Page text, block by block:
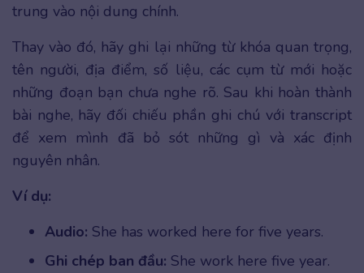
trung vào nội dung chính.
Thay vào đó, hãy ghi lại những từ khóa quan trọng,
tên người, địa điểm, số liệu, các cụm từ mới hoặc
những đoạn bạn chưa nghe rõ. Sau khi hoàn thành
bài nghe, hãy đối chiếu phần ghi chú với transcript
để xem mình đã bỏ sót những gì và xác định
nguyên nhân.
Ví dụ:
Audio: She has worked here for five years.
Ghi chép ban đầu: She work here five year.